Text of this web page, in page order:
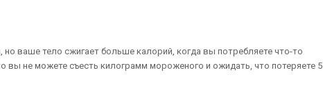
ваше тело сжигает больше калорий, когда вы потребляете что-то
вы не можете съесть килограмм мороженого и ожидать, что потеряете 5